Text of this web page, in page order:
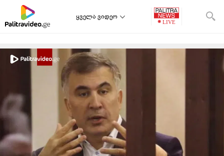
ყველა ვიდეო